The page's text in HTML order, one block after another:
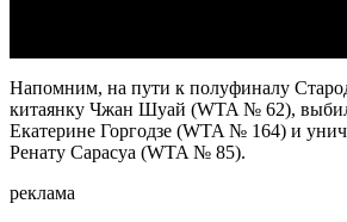
Напомним, на пути к полуфиналу
китаянку Чжан Шуай (WTA № 62),
Екатерине Горгодзе (WTA № 164) и
Ренату Сарасуа (WTA № 85).
реклама